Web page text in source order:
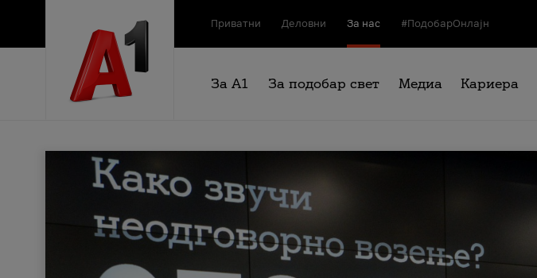
Приватни Деловни За нас #ПодобарОнлајн
За А1 За подобар свет Медиа Кариера